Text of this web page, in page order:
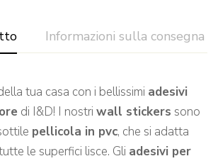
Informazioni sulla consegna
tua casa con i bellissimi adesivi
di I&D! I nostri wall stickers sono
pellicola in pvc, che si adatta
le superfici lisce. Gli adesivi per